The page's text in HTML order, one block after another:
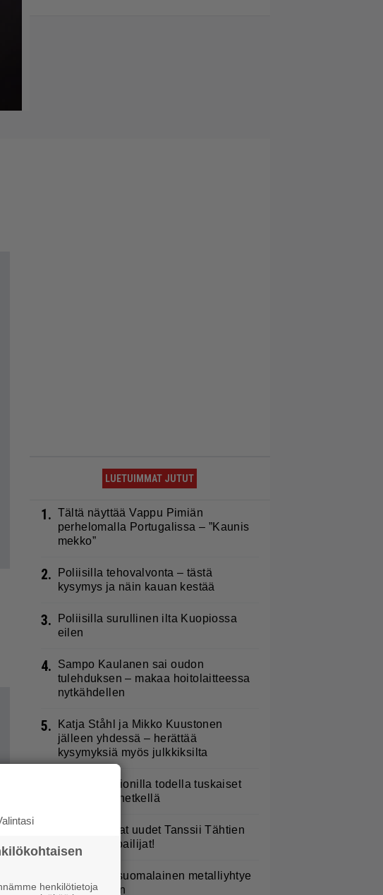
LUETUIMMAT JUTUT
1. Tältä näyttää Vappu Pimiän
perhelomalla Portugalissa – ”Kaunis
mekko”
2.
Poliisilla tehovalvonta – tästä
kysymys ja näin kauan kestää
3.
Poliisilla surullinen ilta Kuopiossa
eilen
4.
Sampo Kaulanen sai oudon
tulehduksen – makaa hoitolaitteessa
nytkähdellen
5.
Katja Ståhl ja Mikko Kuustonen
jälleen yhdessä – herättää
kysymyksiä myös julkkiksilta
Laulaja Marionilla todella tuskaiset
paikat tällä hetkellä
MTV: He ovat uudet Tanssii Tähtien
Kanssa -kilpailijat!
Rakastettu suomalainen metalliyhtye
tekee paluun
henkilötietoja